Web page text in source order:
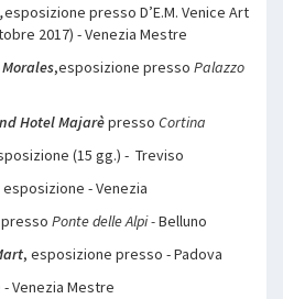
esposizione presso D’E.M. Venice Art
2017) - Venezia Mestre
,esposizione presso Palazzo
Hotel Majarèpresso Cortina
(15 gg.) - Treviso
esposizione - Venezia
Ponte delle Alpi -Belluno
, esposizione presso - Padova
Venezia Mestre